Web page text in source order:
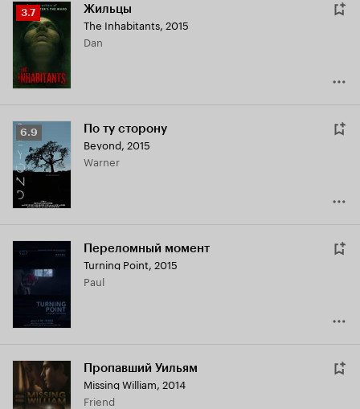
Рейтинг
Кинопоиска
3.7
3.7 Жильцы
The Inhabitants 2015
Dan
Рейтинг
Кинопоиска
6.9
6.9 По ту сторону
Beyond 2015
Warner
Переломный момент
Turning Point 2015
Paul
Пропавший Уильям
Missing William 2014
Friend